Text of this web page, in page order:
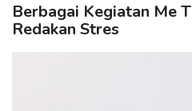
Berbagai Kegiatan Me
Redakan Stres